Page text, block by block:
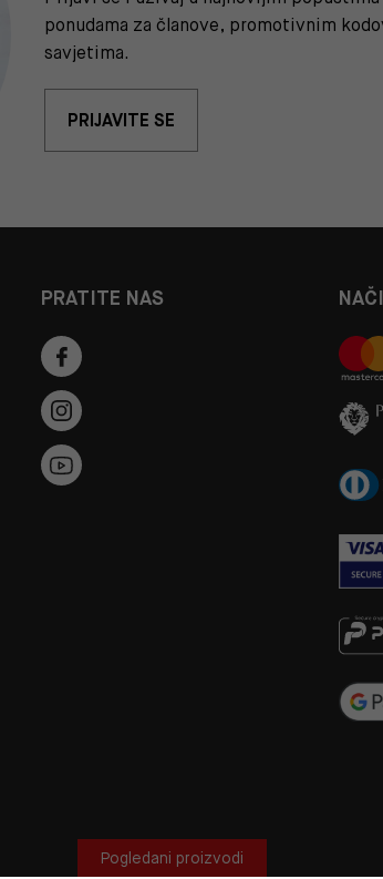
ponudama za članove, promotivnim
savjetima.
PRIJAVITE SE
PRATITE NAS
Pogledani proizvodi